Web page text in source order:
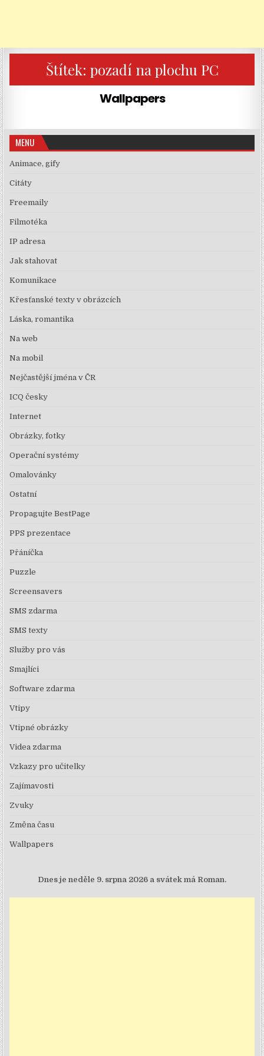
Štítek: pozadí na plochu PC
Wallpapers
MENU
Animace, gify
Citáty
Freemaily
Filmotéka
IP adresa
Jak stahovat
Komunikace
Křesťanské texty v obrázcích
Láska, romantika
Na web
Na mobil
Nejčastější jména v ČR
ICQ česky
Internet
Obrázky, fotky
Operační systémy
Omalovánky
Ostatní
Propagujte BestPage
PPS prezentace
Přáníčka
Puzzle
Screensavers
SMS zdarma
SMS texty
Služby pro vás
Smajlíci
Software zdarma
Vtipy
Vtipné obrázky
Videa zdarma
Vzkazy pro učitelky
Zajímavosti
Zvuky
Změna času
Wallpapers
Dnes je neděle 9. srpna 2026 a svátek má Roman.